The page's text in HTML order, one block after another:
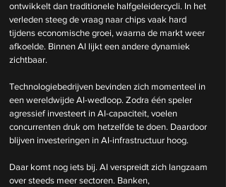
ontwikkelt dan traditionele halfgeleidercycli. In het
verleden steeg de vraag naar chips vaak hard
tijdens economische groei, waarna de markt weer
afkoelde. Binnen AI lijkt een andere dynamiek
zichtbaar.
Technologiebedrijven bevinden zich momenteel in
een wereldwijde AI-wedloop. Zodra één speler
agressief investeert in AI-capaciteit, voelen
concurrenten druk om hetzelfde te doen. Daardoor
blijven investeringen in AI-infrastructuur hoog.
Daar komt nog iets bij. AI verspreidt zich langzaam
over steeds meer sectoren. Banken,